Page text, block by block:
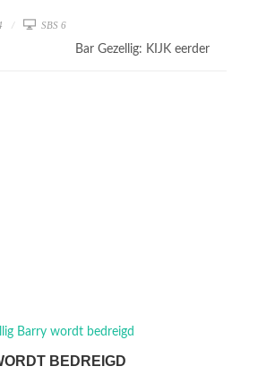
SBS 6
Bar Gezellig: KIJK eerder
BEDREIGD